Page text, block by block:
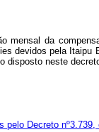
mensal da
devidos pela Itaipu
disposto neste
pelo Decreto nº3.739,